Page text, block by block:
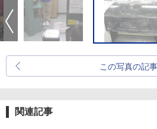
この写真の記
関連記事